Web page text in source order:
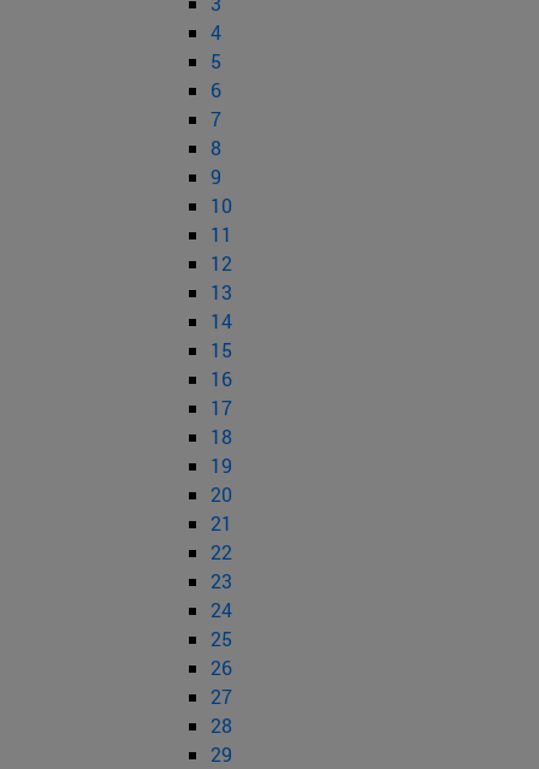
4
5
6
7
8
9
10
11
12
13
14
15
16
17
18
19
20
21
22
23
24
25
26
27
28
29